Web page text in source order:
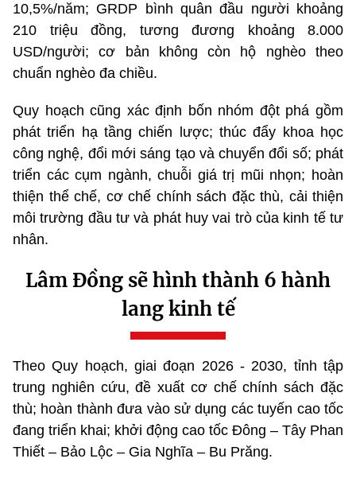
10,5%/năm; GRDP bình quân đầu người khoảng
210 triệu đồng, tương đương khoảng 8.000
USD/người; cơ bản không còn hộ nghèo theo
chuẩn nghèo đa chiều.
Quy hoạch cũng xác định bốn nhóm đột phá gồm
phát triển hạ tầng chiến lược; thúc đẩy khoa học
công nghệ, đổi mới sáng tạo và chuyển đổi số; phát
triển các cụm ngành, chuỗi giá trị mũi nhọn; hoàn
thiện thể chế, cơ chế chính sách đặc thù, cải thiện
môi trường đầu tư và phát huy vai trò của kinh tế tư
nhân.
Lâm Đồng sẽ hình thành 6 hành
lang kinh tế
Theo Quy hoạch, giai đoạn 2026 - 2030, tỉnh tập
trung nghiên cứu, đề xuất cơ chế chính sách đặc
thù; hoàn thành đưa vào sử dụng các tuyến cao tốc
đang triển khai; khởi động cao tốc Đông – Tây Phan
Thiết – Bảo Lộc – Gia Nghĩa – Bu Prăng.